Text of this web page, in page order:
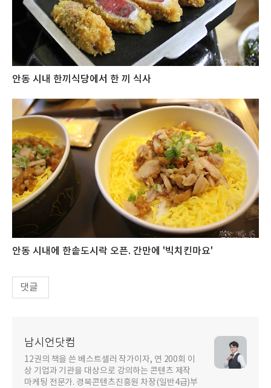
안동 시내 한끼식당에서 한 끼 식사
안동 시내에 한솥도시락 오픈. 간만에 '빅치킨마요'
댓글
남시언닷컴
12권의 책을 쓴 베스트셀러 작가이자, 연 200회 이
상 기업과 기관을 대상으로 강의하는 콘텐츠 제작
마케팅 전문가. 경북콘텐츠진흥원 차장(일반4급)부